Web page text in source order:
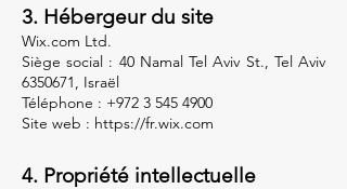
3. Hébergeur du site
Wix.com Ltd.
Siège social : 40 Namal Tel Aviv St., Tel Aviv
6350671, Israël
Téléphone : +972 3 545 4900
Site web : https://fr.wix.com
4. Propriété intellectuelle